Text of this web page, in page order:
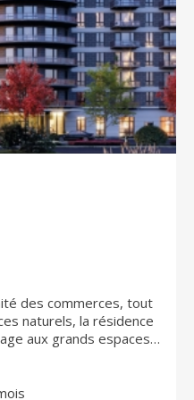
naturels, la résidence
aux grands espaces
Maurice s’installe à
du bonheur, où les
et confortable.